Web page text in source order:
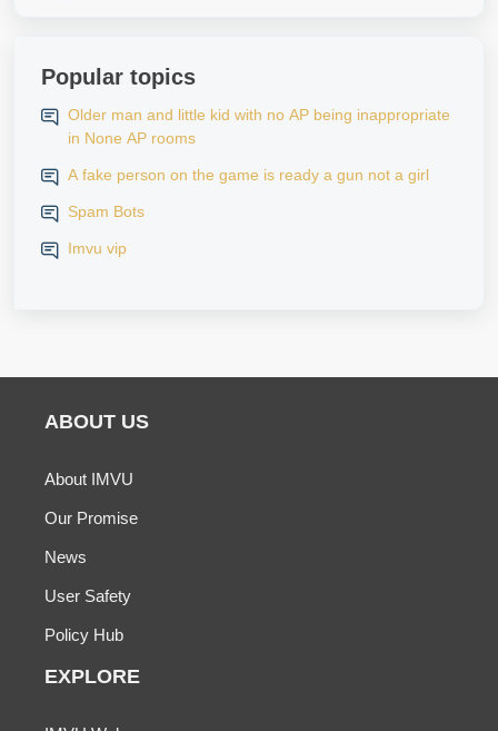
Popular topics
Older man and little kid with no AP being inappropriate
in None AP rooms
A fake person on the game is ready a gun not a girl
Spam Bots
Imvu vip
ABOUT US
About IMVU
Our Promise
News
User Safety
Policy Hub
EXPLORE